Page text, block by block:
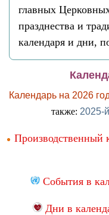
главных
празднества и
календаря и дни,
Календарь на 2026 год
также: 2025-й
Производственный
События в
Дни в